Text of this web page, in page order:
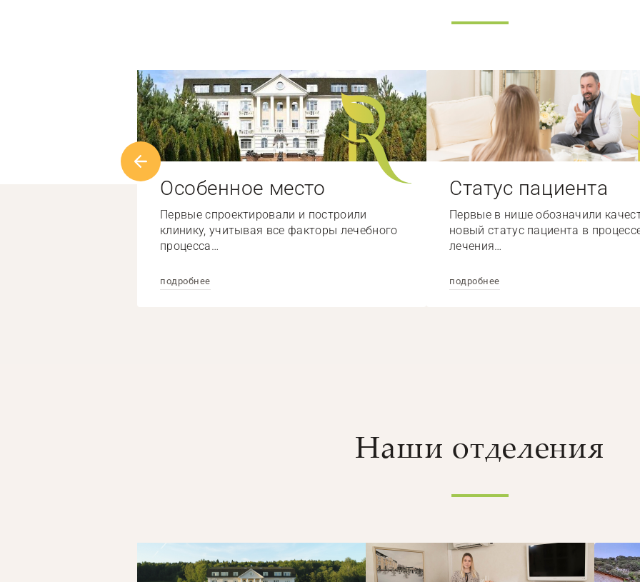
Особенное место
Первые спроектировали и построили
клинику, учитывая все факторы лечебного
процесса…
подробнее
Статус пациента
Первые в нише обозначили
новый статус пациента в
лечения…
подробнее
Наши отделения